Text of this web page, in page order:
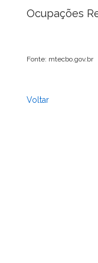
Ocupações
Fonte: mtecbo.gov.br
Voltar